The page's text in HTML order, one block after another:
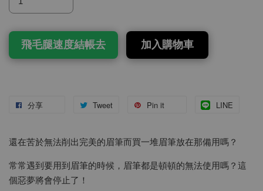
飛毛腿速度結帳去 加入購物車
分享 Tweet Pin it LINE
還在苦於無法削出完美的眉筆而買一堆眉筆放在那備用嗎？
常常遇到要用到眉筆的時候，眉筆都是頓頓的無法使用嗎？這
個惡夢將會停止了！